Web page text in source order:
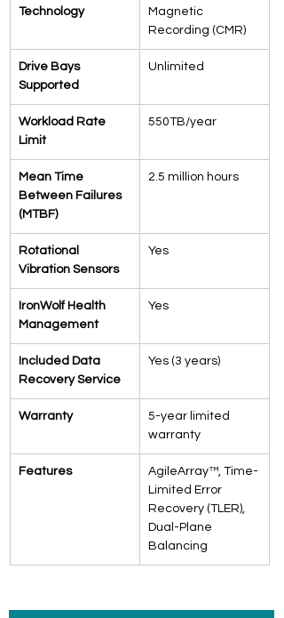
Technology
Magnetic
Recording (CMR)
Drive Bays
Supported
Unlimited
Workload Rate
Limit
550TB/year
Mean Time
Between Failures
(MTBF)
2.5 million hours
Rotational
Vibration Sensors
Yes
IronWolf Health
Management
Yes
Included Data
Recovery Service
Yes (3 years)
Warranty
5-year limited
warranty
Features
AgileArray™, Time-
Limited Error
Recovery (TLER),
Dual-Plane
Balancing